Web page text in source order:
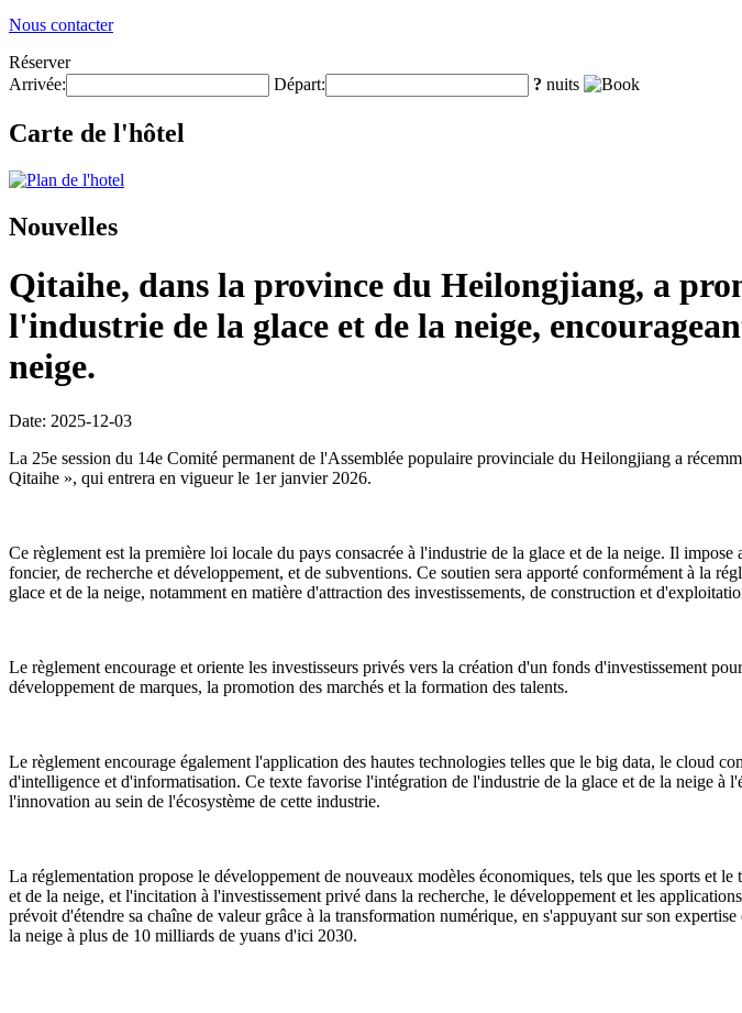
Nous contacter
Réserver
Arrivée:
Départ: ? nuits
Carte de l'hôtel
Nouvelles
Qitaihe, dans la province du Heilongjiang, a
l'industrie de la glace et de la neige,
neige.
Date: 2025-12-03
La 25e session du 14e Comité permanent de l'Assemblée populaire provinciale du Heilongjiang a
Qitaihe », qui entrera en vigueur le 1er janvier 2026.
Ce règlement est la première loi locale du pays consacrée à l'industrie de la glace et de la neige. Il
foncier, de recherche et développement, et de subventions. Ce soutien sera apporté conformément à la
glace et de la neige, notamment en matière d'attraction des investissements, de construction et
Le règlement encourage et oriente les investisseurs privés vers la création d'un fonds d'investissement
développement de marques, la promotion des marchés et la formation des talents.
Le règlement encourage également l'application des hautes technologies telles que le big data, le cloud
d'intelligence et d'informatisation. Ce texte favorise l'intégration de l'industrie de la glace et de la neige à
l'innovation au sein de l'écosystème de cette industrie.
La réglementation propose le développement de nouveaux modèles économiques, tels que les sports et
et de la neige, et l'incitation à l'investissement privé dans la recherche, le développement et les
prévoit d'étendre sa chaîne de valeur grâce à la transformation numérique, en s'appuyant sur son
la neige à plus de 10 milliards de yuans d'ici 2030.